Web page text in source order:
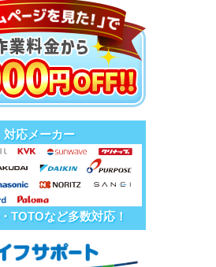
対応メーカー
TOTOなど多数対応！